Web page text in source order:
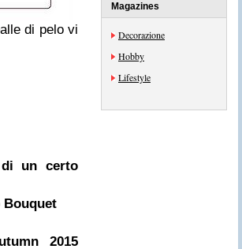
di pelo vi
di un certo
2015
Magazines
Decorazione
Hobby
Lifestyle